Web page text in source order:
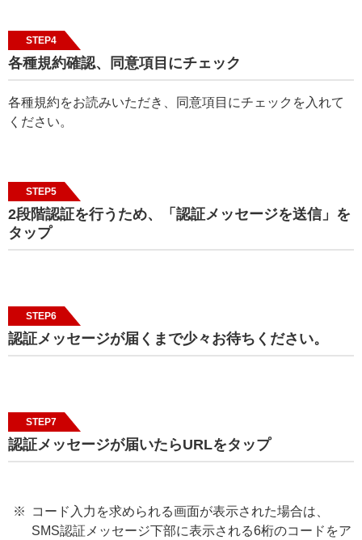
STEP4
各種規約確認、同意項目にチェック
各種規約をお読みいただき、同意項目にチェックを入れて
ください。
STEP5
2段階認証を行うため、「認証メッセージを送信」を
タップ
STEP6
認証メッセージが届くまで少々お待ちください。
STEP7
認証メッセージが届いたらURLをタップ
コード入力を求められる画面が表示された場合は、
SMS認証メッセージ下部に表示される6桁のコードをア